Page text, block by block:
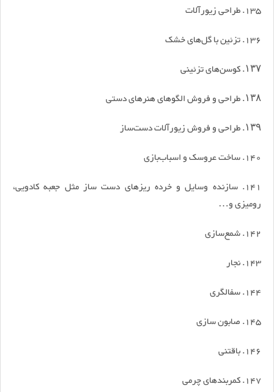
135. طراحی زیورآلات
136. تزئین با گل‌های خشک
۱۳۷. کوسن‌های تزئینی
۱۳۸. طراحی و فروش الگوهای هنرهای دستی
۱۳۹. طراحی و فروش زیورآلات دست‌ساز
140. ساخت عروسک و اسباب‌بازی
141. سازنده وسایل و خرده ریزهای دست ساز مثل جعبه کادویی،
رومیزی و…
142. شمع‌سازی
143. نجار
144. سفالگری
145. صابون سازی
146. باقتنی
147. کمربندهای چرمی